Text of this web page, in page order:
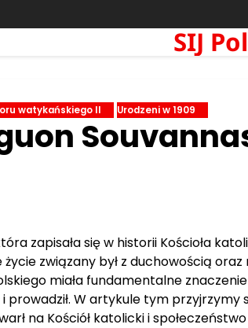
SIJ
watykańskiego II Urodzeni w 1909
zapisała się w historii Kościoła
życie związany był z duchowością
miała fundamentalne
prowadził. W artykule tym przyjrzymy
na Kościół katolicki i